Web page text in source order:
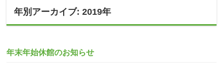
年別アーカイブ: 2019年
年末年始休館のお知らせ